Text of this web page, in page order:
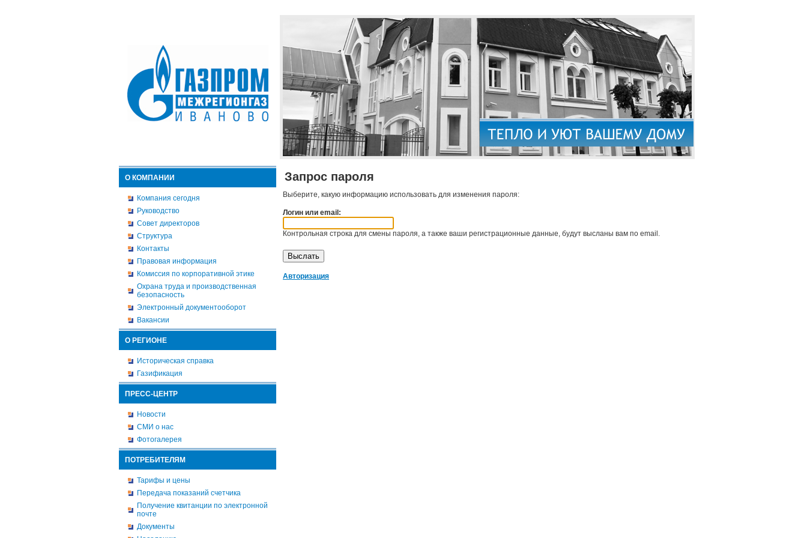
О КОМПАНИИ
Компания сегодня
Руководство
Совет директоров
Структура
Контакты
Правовая информация
Комиссия по корпоративной этике
Охрана труда и производственная
безопасность
Электронный документооборот
Вакансии
О РЕГИОНЕ
Историческая справка
Газификация
ПРЕСС-ЦЕНТР
Новости
СМИ о нас
Фотогалерея
ПОТРЕБИТЕЛЯМ
Тарифы и цены
Передача показаний счетчика
Получение квитанции по электронной
почте
Документы
Запрос пароля
Выберите, какую информацию использовать для изменения пароля:
Логин или email:
Контрольная строка для смены пароля, а также ваши регистрационные данные, будут высланы вам по email.
Авторизация